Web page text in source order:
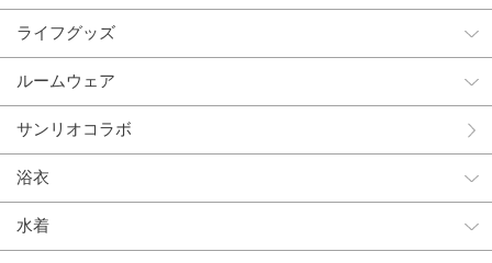
ライフグッズ
ルームウェア
サンリオコラボ
浴衣
水着